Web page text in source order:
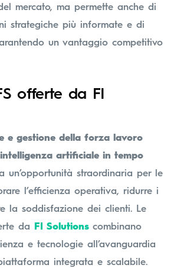
mercato, ma permette anche di
strategiche più informate e di
un vantaggio competitivo
offerte da FI
e gestione della forza lavoro
artificiale in tempo
un’opportunità straordinaria per le
l’efficienza operativa, ridurre i
la soddisfazione dei clienti. Le
da FI Solutions combinano
e tecnologie all’avanguardia
integrata e scalabile.